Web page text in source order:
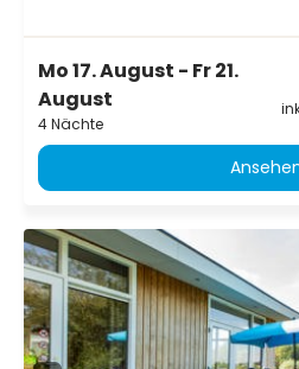
Mo 17. August - Fr 21.
August
4 Nächte